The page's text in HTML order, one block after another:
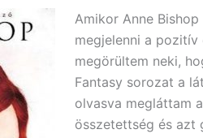
Amikor Anne
megjelenni a
megörültem neki,
Fantasy sorozat a
olvasva megláttam
összetettség és azt